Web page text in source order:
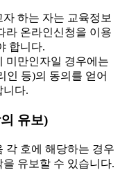
하는 자는 교육정보
라 온라인신청을 이용
합니다.
미만인자일 경우에는
인 등)의 동의를 얻어
니다.
유보)
호에 해당하는 경우
유보할 수 있습니다.